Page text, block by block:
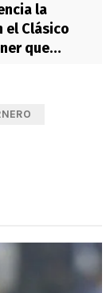
la
el Clásico
que